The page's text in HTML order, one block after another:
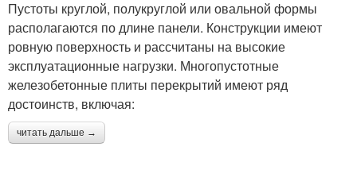
Пустоты круглой, полукруглой или овальной формы
располагаются по длине панели. Конструкции имеют
ровную поверхность и рассчитаны на высокие
эксплуатационные нагрузки. Многопустотные
железобетонные плиты перекрытий имеют ряд
достоинств, включая:
читать дальше →